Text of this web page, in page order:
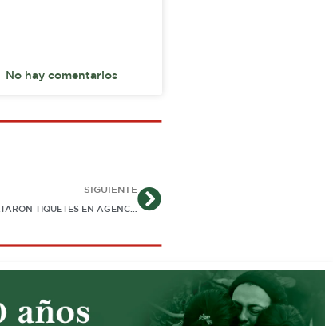
No hay comentarios
SIGUIENTE
TUMBADOS Y SIN VIAJE TERMINARON 27 EDILES QUE CONTRATARON TIQUETES EN AGENCIA DE VIAJES DE YOPAL
Siguiente